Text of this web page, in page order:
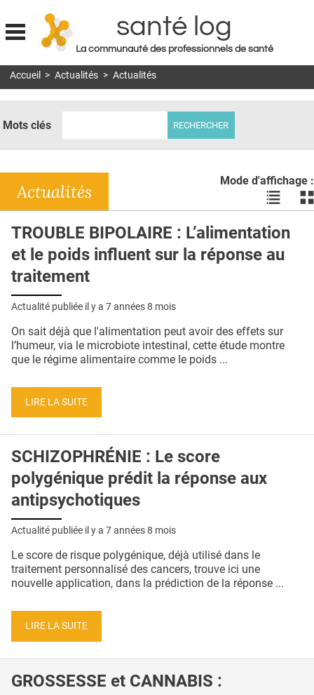
Jump to navigation
santé log
La communauté des professionnels de santé
MON COMPTE
DOSSIERS
RÉSEAUX
E-REVUE SAD
THÉMA
L'APP
PUBLICITÉ
CONTACT
Accueil > Actualités > Actualités
Mots clés
Mode d'affichage :
Voir
les
en
liste
les
Actualités
TROUBLE BIPOLAIRE : L’alimentation
et le poids influent sur la réponse au
traitement
Actualité publiée il y a 7 années 8 mois
On sait déjà que l'alimentation peut avoir des effets sur
l’humeur, via le microbiote intestinal, cette étude montre
que le régime alimentaire comme le poids ...
LIRE LA SUITE
SCHIZOPHRÉNIE : Le score
polygénique prédit la réponse aux
antipsychotiques
Actualité publiée il y a 7 années 8 mois
Le score de risque polygénique, déjà utilisé dans le
traitement personnalisé des cancers, trouve ici une
nouvelle application, dans la prédiction de la réponse ...
LIRE LA SUITE
GROSSESSE et CANNABIS :